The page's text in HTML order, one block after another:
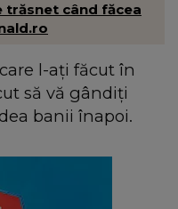
trăsnet când făcea
l-ați făcut în
să vă gândiți
banii înapoi.